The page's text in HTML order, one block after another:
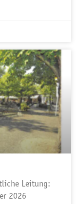
Leitung:
2026